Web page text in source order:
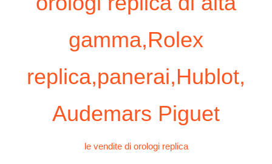
gamma,Rolex
replica,panerai,Hublot,
Audemars Piguet
le vendite di orologi replica